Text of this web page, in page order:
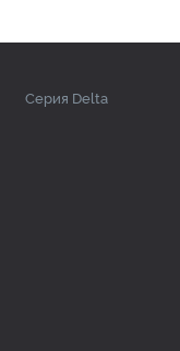
Серия Delta